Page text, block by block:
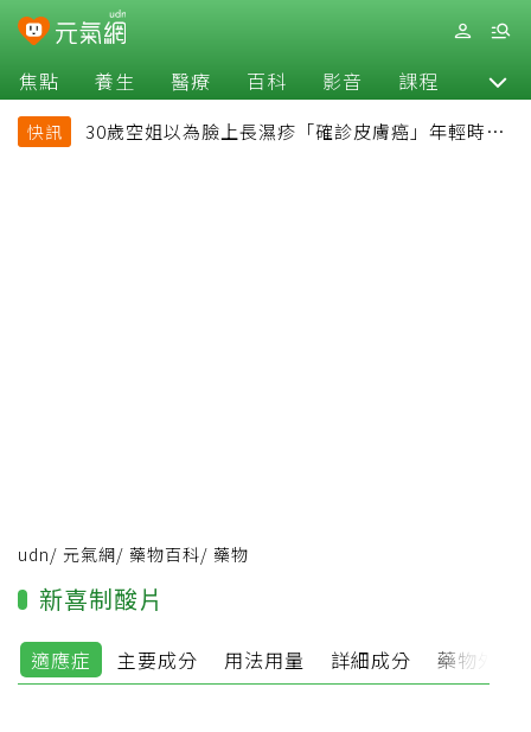
焦點 養生 醫療 百科 影音 課程 退休
快訊
30歲空姐以為臉上長濕疹「確診皮膚癌」年輕時一
udn/ 元氣網/ 藥物百科/ 藥物
新喜制酸片
適應症 主要成分 用法用量 詳細成分 藥物外觀